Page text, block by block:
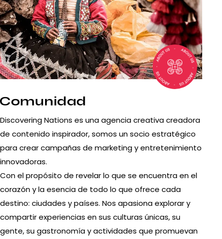
Comunidad
Discovering Nations es una agencia creativa creadora
de contenido inspirador, somos un socio estratégico
para crear campañas de marketing y entretenimiento
innovadoras.
Con el propósito de revelar lo que se encuentra en el
corazón y la esencia de todo lo que ofrece cada
destino: ciudades y países. Nos apasiona explorar y
compartir experiencias en sus culturas únicas, su
gente, su gastronomía y actividades que promuevan